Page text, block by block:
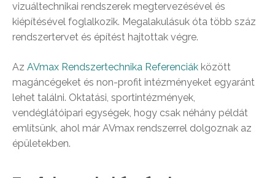
vizuáltechnikai rendszerek megtervezésével és
kiépítésével foglalkozik. Megalakulásuk óta több száz
rendszertervet és építést hajtottak végre.
Az AVmax Rendszertechnika Referenciák között
magáncégeket és non-profit intézményeket egyaránt
lehet találni. Oktatási, sportintézmények,
vendéglátóipari egységek, hogy csak néhány példát
említsünk, ahol már AVmax rendszerrel dolgoznak az
épületekben.